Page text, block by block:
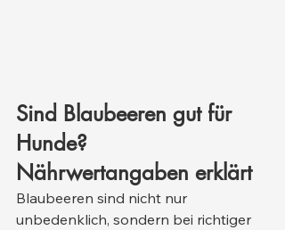
Sind Blaubeeren gut für
Hunde?
Nährwertangaben erklärt
Blaubeeren sind nicht nur
unbedenklich, sondern bei richtiger